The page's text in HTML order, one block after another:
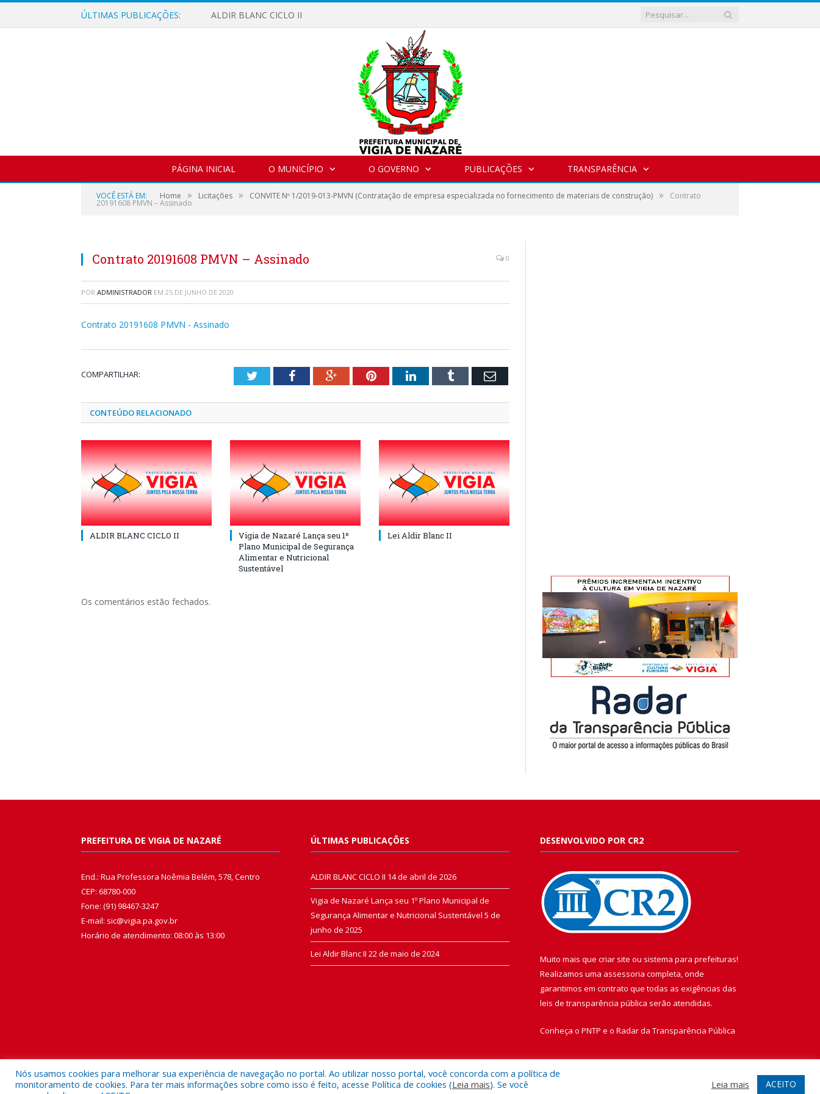
ÚLTIMAS PUBLICAÇÕES: ALDIR BLANC CICLO II
PÁGINA INICIAL O MUNICÍPIO O GOVERNO PUBLICAÇÕES TRANSPARÊNCIA
VOCÊ ESTÁ EM: Home » Licitações » CONVITE Nº 1/2019-013-PMVN (Contratação de empresa especializada no fornecimento de materiais de construção) » Contrato
20191608 PMVN – Assinado
Contrato 20191608 PMVN – Assinado 0
POR ADMINISTRADOR EM 25 DE JUNHO DE 2020
Contrato 20191608 PMVN - Assinado
COMPARTILHAR: TwitterFacebookGoogle+PinterestLinkedInTumblr Email
CONTEÚDO RELACIONADO
ALDIR BLANC CICLO II
Vigia de Nazaré Lança seu 1º
Plano Municipal de Segurança
Alimentar e Nutricional
Sustentável
Lei Aldir Blanc II
Os comentários estão fechados.
PREFEITURA DE VIGIA DE NAZARÉ
End.: Rua Professora Noêmia Belém, 578, Centro
CEP: 68780-000
Fone: (91) 98467-3247
E-mail: sic@vigia.pa.gov.br
Horário de atendimento: 08:00 às 13:00
ÚLTIMAS PUBLICAÇÕES
ALDIR BLANC CICLO II 14 de abril de 2026
Vigia de Nazaré Lança seu 1º Plano Municipal de
Segurança Alimentar e Nutricional Sustentável 5 de
junho de 2025
Lei Aldir Blanc II 22 de maio de 2024
DESENVOLVIDO POR CR2
Muito mais que criar site ou sistema para prefeituras!
Realizamos uma assessoria completa, onde
garantimos em contrato que todas as exigências das
leis de transparência pública serão atendidas.
Conheça o PNTP e o Radar da Transparência Pública
Nós usamos cookies para melhorar sua experiência de navegação no portal. Ao utilizar nosso portal, você concorda com a política de
monitoramento de cookies. Para ter mais informações sobre como isso é feito, acesse Política de cookies (Leia mais). Se você
Leia mais ACEITO